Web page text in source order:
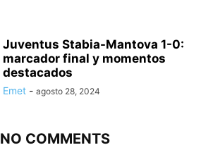
Juventus Stabia-Mantova 1-0:
marcador final y momentos
destacados
Emet - agosto 28, 2024
NO COMMENTS